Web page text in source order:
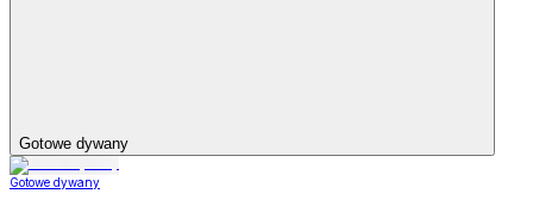
Gotowe dywany
Gotowe dywany